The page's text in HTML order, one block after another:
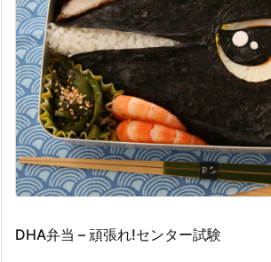
DHA弁当 – 頑張れ!センター試験